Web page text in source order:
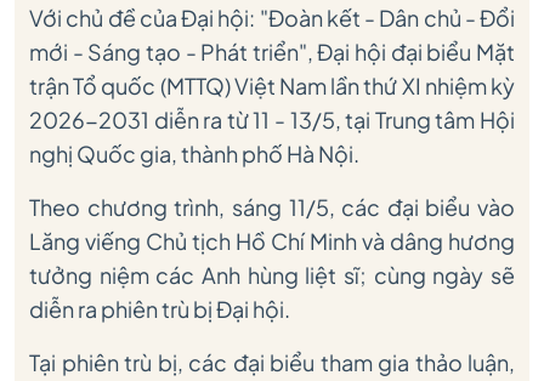
Với chủ đề của Đại hội: "Đoàn kết - Dân chủ - Đổi
mới - Sáng tạo - Phát triển", Đại hội đại biểu Mặt
trận Tổ quốc (MTTQ) Việt Nam lần thứ XI nhiệm kỳ
2026-2031 diễn ra từ 11 - 13/5, tại Trung tâm Hội
nghị Quốc gia, thành phố Hà Nội.
Theo chương trình, sáng 11/5, các đại biểu vào
Lăng viếng Chủ tịch Hồ Chí Minh và dâng hương
tưởng niệm các Anh hùng liệt sĩ; cùng ngày sẽ
diễn ra phiên trù bị Đại hội.
Tại phiên trù bị, các đại biểu tham gia thảo luận,